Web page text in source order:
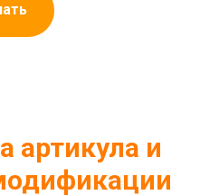
артикула и